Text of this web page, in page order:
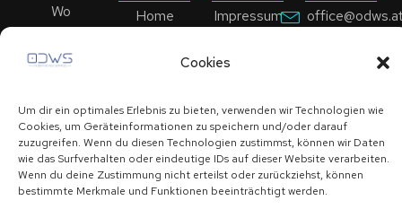
Cookies
Um dir ein optimales Erlebnis zu bieten, verwenden wir Technologien wie
Cookies, um Geräteinformationen zu speichern und/oder darauf
zuzugreifen. Wenn du diesen Technologien zustimmst, können wir Daten
wie das Surfverhalten oder eindeutige IDs auf dieser Website verarbeiten.
Wenn du deine Zustimmung nicht erteilst oder zurückziehst, können
bestimmte Merkmale und Funktionen beeinträchtigt werden.
Wo
auf Erfolg
Home
Kontakt
Impressum
109225
6